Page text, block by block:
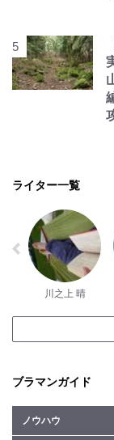
ライター一覧
川之上 晴
ブラマンガイド
ノウハウ